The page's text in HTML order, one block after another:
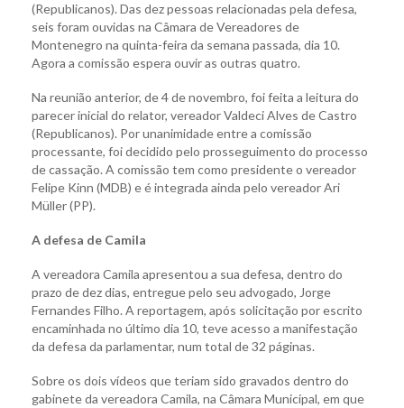
(Republicanos). Das dez pessoas relacionadas pela defesa,
seis foram ouvidas na Câmara de Vereadores de
Montenegro na quinta-feira da semana passada, dia 10.
Agora a comissão espera ouvir as outras quatro.
Na reunião anterior, de 4 de novembro, foi feita a leitura do
parecer inicial do relator, vereador Valdeci Alves de Castro
(Republicanos). Por unanimidade entre a comissão
processante, foi decidido pelo prosseguimento do processo
de cassação. A comissão tem como presidente o vereador
Felipe Kinn (MDB) e é integrada ainda pelo vereador Ari
Müller (PP).
A defesa de Camila
A vereadora Camila apresentou a sua defesa, dentro do
prazo de dez dias, entregue pelo seu advogado, Jorge
Fernandes Filho. A reportagem, após solicitação por escrito
encaminhada no último dia 10, teve acesso a manifestação
da defesa da parlamentar, num total de 32 páginas.
Sobre os dois vídeos que teriam sido gravados dentro do
gabinete da vereadora Camila, na Câmara Municipal, em que